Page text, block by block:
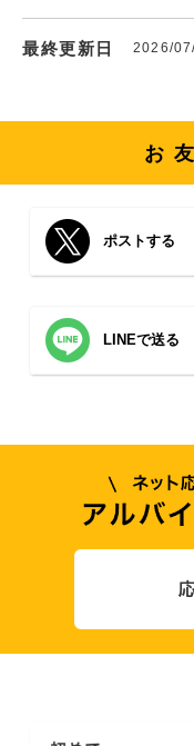
最終更新日 2026/
お
ポストする
LINEで送る